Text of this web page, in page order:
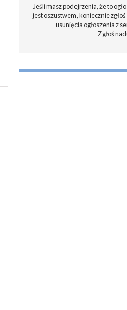
Jeśli masz podejrzenia, że to
jest oszustwem, koniecznie zgłoś
usunięcia ogłoszenia z
Zgłoś